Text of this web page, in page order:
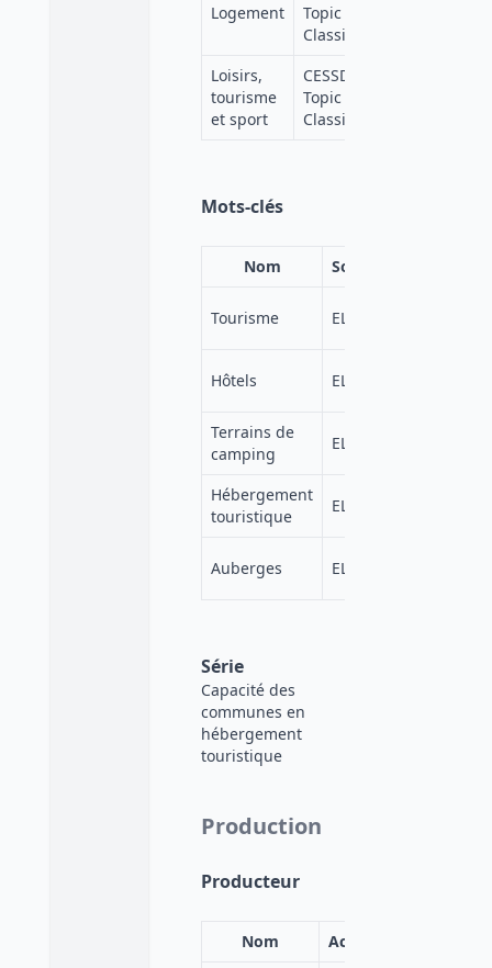
Logement
Topic
Classification
Loisirs,
tourisme
et sport
CESSDA
Topic
Classification
Mots-clés
Nom Source
Tourisme ELSST
Hôtels ELSST
Terrains de
camping
ELSST
Hébergement
touristique
ELSST
Auberges ELSST
Série
Capacité des
communes en
hébergement
touristique
Production
Producteur
Nom
Acronyme